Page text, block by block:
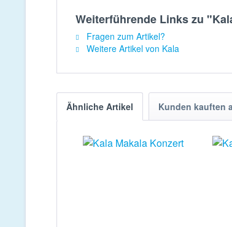
Weiterführende Links zu
Fragen zum Artikel?
Weitere Artikel von Kala
Ähnliche Artikel Kunden kauften